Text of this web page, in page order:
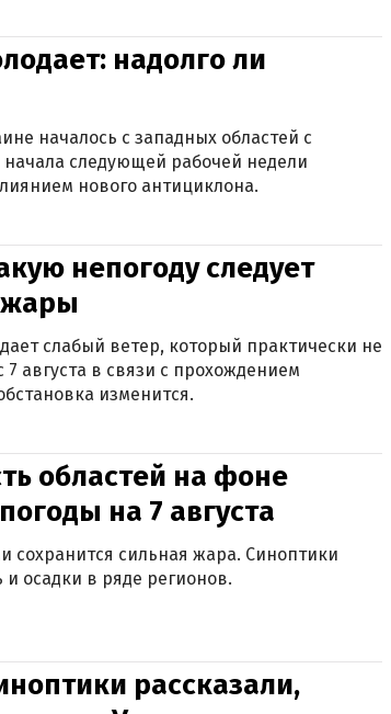
надолго ли
началось с западных областей с
следующей рабочей недели
нового антициклона.
непогоду следует
жары
слабый ветер, который практически не
августа в связи с прохождением
изменится.
областей на фоне
на 7 августа
сохранится сильная жара. Синоптики
осадки в ряде регионов.
рассказали,